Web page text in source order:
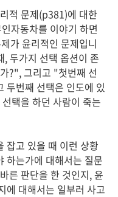
적 문제(p381)에 대한
자동차를 이야기 하면
가 윤리적인 문제입니
두가지 선택 옵션이 존
?", 그리고 "첫번째 선
두번째 선택은 인도에 있
택을 하던 사람이 죽는
잡고 있을 때 이런 상황
하는가에 대해서는 질문
른 판단을 한 것인지, 윤
에 대해서는 일부러 사고